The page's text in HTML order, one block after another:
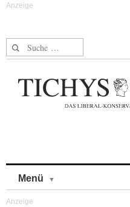
Suche nach:
Menü